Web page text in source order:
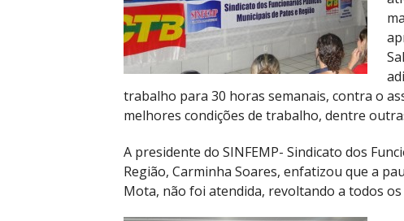
trabalho para 30 horas semanais, contra o
melhores condições de trabalho, dentre
A presidente do SINFEMP- Sindicato dos
Região, Carminha Soares, enfatizou que a
Mota, não foi atendida, revoltando a todos